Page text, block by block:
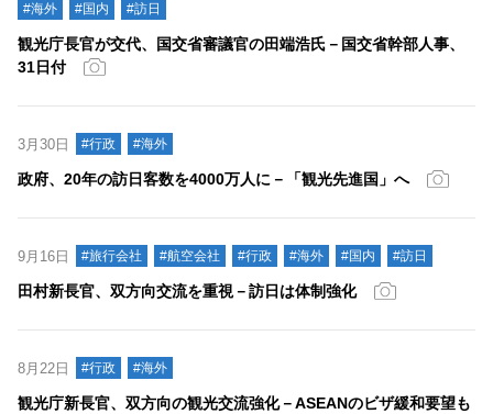
#海外
#国内 #訪日
観光庁長官が交代、国交省審議官の田端浩氏－国交省幹部人事、
31日付
3月30日 #行政 #海外
政府、20年の訪日客数を4000万人に－「観光先進国」へ
9月16日 #旅行会社 #航空会社 #行政 #海外 #国内 #訪日
田村新長官、双方向交流を重視－訪日は体制強化
8月22日 #行政 #海外
観光庁新長官、双方向の観光交流強化－ASEANのビザ緩和要望も